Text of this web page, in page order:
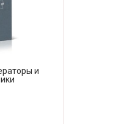
и